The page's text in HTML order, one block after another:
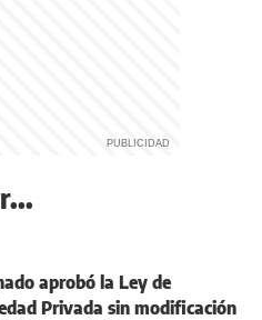
aprobó la Ley de
Privada sin modificación